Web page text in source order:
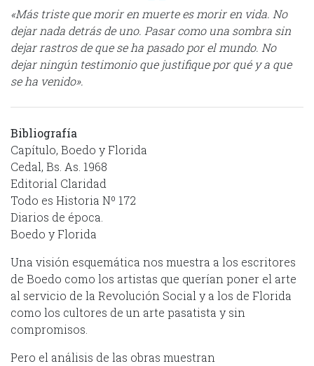
«Más triste que morir en muerte es morir en vida. No
dejar nada detrás de uno. Pasar como una sombra sin
dejar rastros de que se ha pasado por el mundo. No
dejar ningún testimonio que justifique por qué y a que
se ha venido».
Bibliografía
Capítulo, Boedo y Florida
Cedal, Bs. As. 1968
Editorial Claridad
Todo es Historia Nº 172
Diarios de época.
Boedo y Florida
Una visión esquemática nos muestra a los escritores
de Boedo como los artistas que querían poner el arte
al servicio de la Revolución Social y a los de Florida
como los cultores de un arte pasatista y sin
compromisos.
Pero el análisis de las obras muestran